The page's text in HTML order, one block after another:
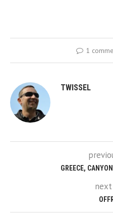
1
TWISSEL
GREECE,